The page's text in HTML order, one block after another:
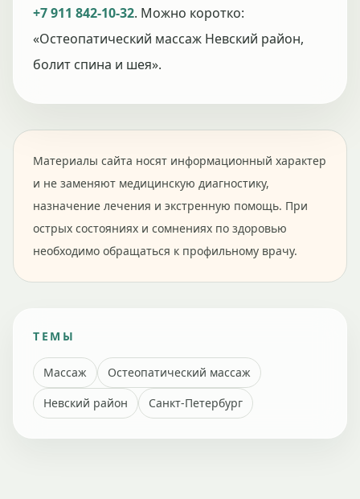
+7 911 842-10-32. Можно коротко:
«Остеопатический массаж Невский район,
болит спина и шея».
Материалы сайта носят информационный характер
и не заменяют медицинскую диагностику,
назначение лечения и экстренную помощь. При
острых состояниях и сомнениях по здоровью
необходимо обращаться к профильному врачу.
ТЕМЫ
Массаж
Остеопатический массаж
Невский район
Санкт-Петербург